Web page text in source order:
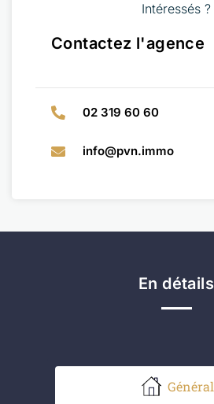
Intéressés ?
Contactez l'agence
02 319 60 60
info@pvn.immo
En détails
Général